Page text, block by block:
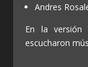
Andres
En la versión
escucharon